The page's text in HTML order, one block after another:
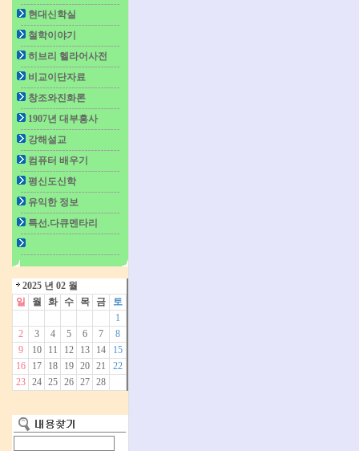
현대신학실
철학이야기
히브리 헬라어사전
비교이단자료
창조와진화론
1907년 대부흥사
강해설교
컴퓨터 배우기
평신도신학
유익한 정보
특선.다큐멘타리
2025 년 02 월
일
월 화 수 목 금
토
1
2
3 4 5 6 7
8
9
10 11 12 13 14
15
16
17 18 19 20 21
22
23
24 25 26 27 28